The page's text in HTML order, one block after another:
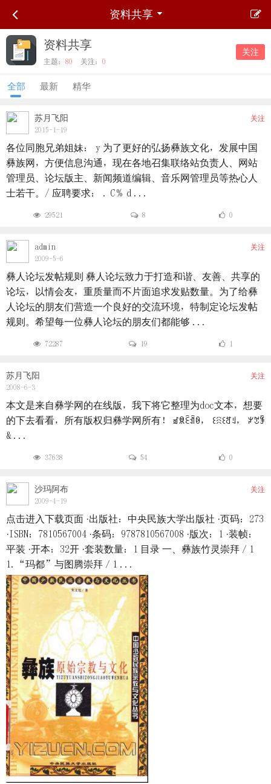
资料共享
关注
资料共享
主题： 80 关注： 0
全部 最新 精华
苏月飞阳
2015-1-19
关注
各位同胞兄弟姐妹： y 为了更好的弘扬彝族文化，发展中国
彝族网，方便信息沟通，现在各地召集联络站负责人、网站
管理员、论坛版主、新闻频道编辑、音乐网管理员等热心人
士若干。/ 应聘要求： . C% d ...
29521 8 0
admin
2009-5-6
关注
彝人论坛发帖规则 彝人论坛致力于打造和谐、友善、共享的
论坛，以情会友，重质量而不片面追求发贴数量。为了给彝
人论坛的朋友们营造一个良好的交流环境，特制定论坛发帖
规则。希望每一位彝人论坛的朋友们都能够 ...
72287 19 1
苏月飞阳
2008-6-3
关注
本文是来自彝学网的在线版，我下将它整理为doc文本，想要
的下去看看，所有版权归彝学网所有！ ꀃꌋꏁꀉꆩ， ꒰ꋧ꒰ꅊꆹ， ꏃꇖꊇ
& ...
37638 54 0
沙玛阿布
2009-4-19
关注
点击进入下载页面 ·出版社：中央民族大学出版社 ·页码：273
·ISBN：7810567004 ·条码：9787810567008 ·版次：1 ·装帧：
平装 ·开本：32开 ·套装数量：1 目录 一、彝族竹灵崇拜／1
1.“玛都”与图腾崇拜／1 ...